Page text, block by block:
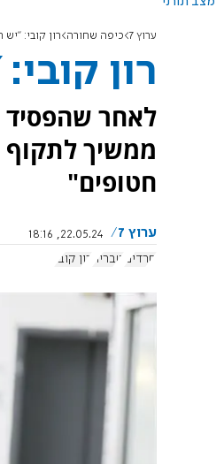
ערוץ 7 כיפה שחורה רון קובי:
רון
לאחר שהפסיד
ממשיך לתקוף
חטופים"
ערוץ 7
22.05.24, 18:16
חרדים טבריה רון קובי